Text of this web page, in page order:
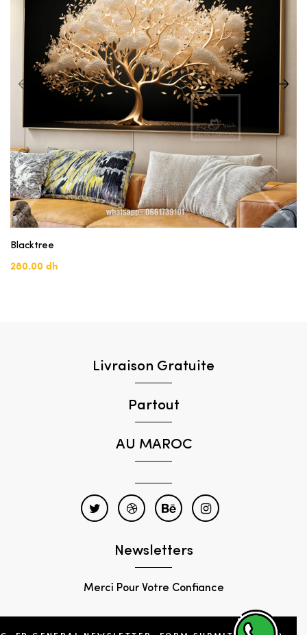
Blacktree
280.00 dh
Livraison Gratuite
Partout
AU MAROC
Newsletters
Merci Pour Votre Confiance